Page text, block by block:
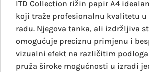
ITD Collection rižin papir A4
koji traže profesionalnu kvalitetu u
radu. Njegova tanka, ali izdržljiva
omogućuje preciznu primjenu i
vizualni efekt na različitim
pruža široke mogućnosti u izradi